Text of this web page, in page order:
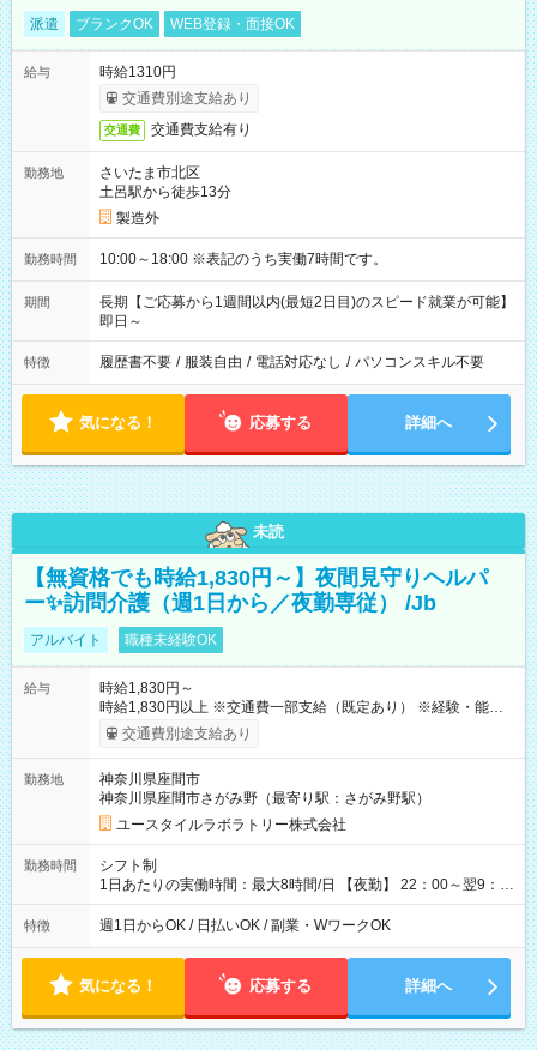
派遣 ブランクOK WEB登録・面接OK
給与
時給1310円
交通費別途支給あり
交通費 交通費支給有り
勤務地
さいたま市北区
土呂駅から徒歩13分
製造外
勤務時間 10:00～18:00 ※表記のうち実働7時間です。
期間
長期【ご応募から1週間以内(最短2日目)のスピード就業が可能】
即日～
特徴 履歴書不要 / 服装自由 / 電話対応なし / パソコンスキル不要
気になる！ 応募する 詳細へ
未読
【無資格でも時給1,830円～】夜間見守りヘルパ
ー✨訪問介護（週1日から／夜勤専従） /Jb
アルバイト 職種未経験OK
給与
時給1,830円～
時給1,830円以上 ※交通費一部支給（既定あり） ※経験・能力を
考慮して決定します 【収入例】 週1回勤務の場合：1,830円×8時
間×4回=5万8,560円 週3回勤務の場合：1,830円×8時間×12回
月 ※ 雇用形態と給与に、本採用時と異なる部分があります。 雇
用形態：本採用時と同じです。 給与：時給 1,660円以上
交通費別途支給あり
勤務地
神奈川県座間市
神奈川県座間市さがみ野（最寄り駅：さがみ野駅）
ユースタイルラボラトリー株式会社
勤務時間
シフト制
1日あたりの実働時間：最大8時間/日 【夜勤】 22：00～翌9：
00 ※週1日～OK ／ 夜勤専従 ＊＊ 勤務時間例 ＊＊ ■22時か
ら翌7時 ■23時から翌8時 ■24時から翌9時 など ※上記の時間
ます。 ※曜日固定（毎週同じ曜日での勤務となります）
特徴 週1日からOK / 日払いOK / 副業・WワークOK
気になる！ 応募する 詳細へ